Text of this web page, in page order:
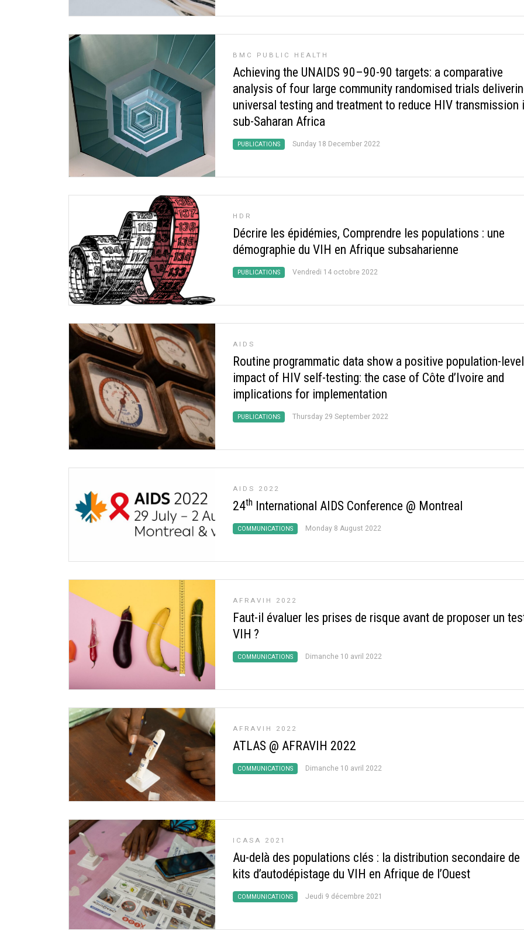
BMC PUBLIC HEALTH
Achieving the UNAIDS 90–90-90 targets: a comparative
analysis of four large community randomised trials
universal testing and treatment to reduce HIV transmission
sub-Saharan Africa
PUBLICATIONS Sunday 18 December 2022
HDR
Décrire les épidémies, Comprendre les populations : une
démographie du VIH en Afrique subsaharienne
PUBLICATIONS Vendredi 14 octobre 2022
AIDS
Routine programmatic data show a positive population-level
impact of HIV self-testing: the case of Côte d’Ivoire and
implications for implementation
PUBLICATIONS Thursday 29 September 2022
AIDS 2022
24th International AIDS Conference @ Montreal
COMMUNICATIONS Monday 8 August 2022
AFRAVIH 2022
Faut-il évaluer les prises de risque avant de proposer un
VIH ?
COMMUNICATIONS Dimanche 10 avril 2022
AFRAVIH 2022
ATLAS @ AFRAVIH 2022
COMMUNICATIONS Dimanche 10 avril 2022
ICASA 2021
Au-delà des populations clés : la distribution secondaire de
kits d’autodépistage du VIH en Afrique de l’Ouest
COMMUNICATIONS Jeudi 9 décembre 2021